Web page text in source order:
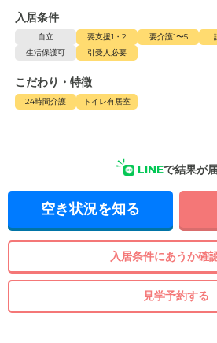
入居条件
自立 要支援1・2 要介護1〜5
生活保護可
引受人必要
こだわり・特徴
24時間介護 トイレ有居室
LINEで結果が
空き状況を知る
入居条件にあうか確
見学予約する